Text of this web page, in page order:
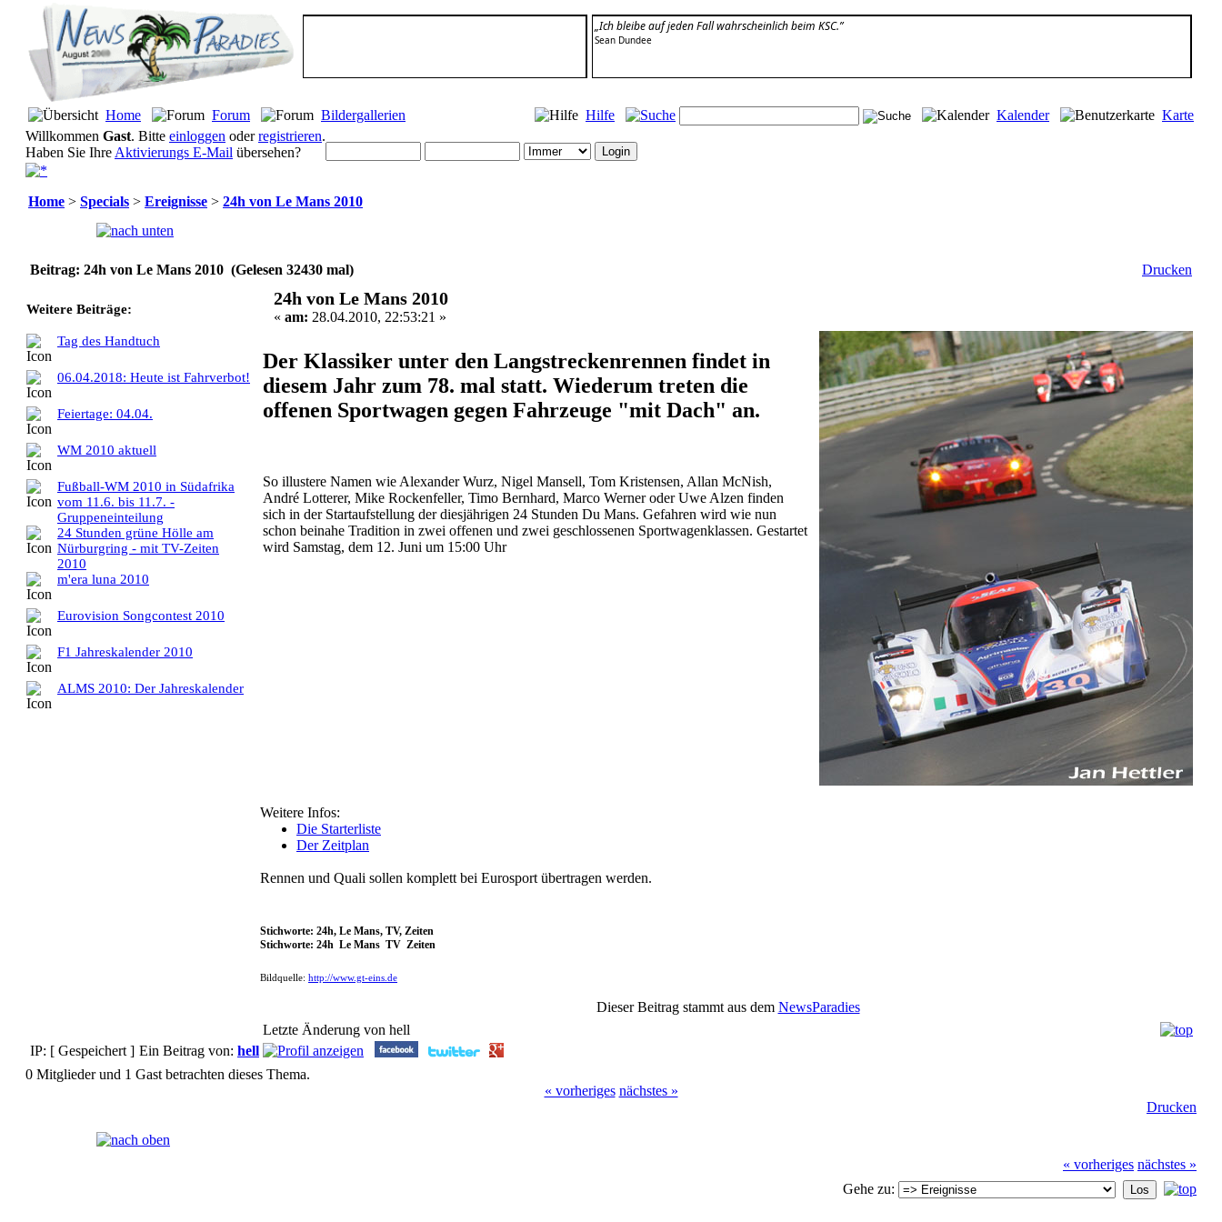
„Ich bleibe auf jeden Fall wahrscheinlich beim KSC.”
Sean Dundee
Home Forum Bildergallerien Hilfe Kalender
Karte
Willkommen Gast. Bitte einloggen oderregistrieren.
Haben Sie Ihre Aktivierungs E-Mail übersehen?
Home > Specials > Ereignisse > 24h von Le Mans 2010
Beitrag: 24h von Le Mans 2010 (Gelesen 32430 mal) Drucken
Weitere Beiträge:
Tag des Handtuch
06.04.2018: Heute ist Fahrverbot!
Feiertage: 04.04.
WM 2010 aktuell
Fußball-WM 2010 in Südafrika
vom 11.6. bis 11.7. -
Gruppeneinteilung
24 Stunden grüne Hölle am
Nürburgring - mit TV-Zeiten
2010
m'era luna 2010
Eurovision Songcontest 2010
F1 Jahreskalender 2010
ALMS 2010: Der Jahreskalender
24h von Le Mans 2010
« am: 28.04.2010, 22:53:21 »
Der Klassiker unter den Langstreckenrennen findet in
diesem Jahr zum 78. mal statt. Wiederum treten die
offenen Sportwagen gegen Fahrzeuge "mit Dach" an.
So illustere Namen wie Alexander Wurz, Nigel Mansell, Tom Kristensen, Allan McNish,
André Lotterer, Mike Rockenfeller, Timo Bernhard, Marco Werner oder Uwe Alzen finden
sich in der Startaufstellung der diesjährigen 24 Stunden Du Mans. Gefahren wird wie nun
schon beinahe Tradition in zwei offenen und zwei geschlossenen Sportwagenklassen. Gestartet
wird Samstag, dem 12. Juni um 15:00 Uhr
Weitere Infos:
Die Starterliste
Der Zeitplan
Rennen und Quali sollen komplett bei Eurosport übertragen werden.
Stichworte: 24h, Le Mans, TV, Zeiten
Stichworte: 24h Le Mans TV Zeiten
Bildquelle: http://www.gt-eins.de
Dieser Beitrag stammt aus dem NewsParadies
Letzte Änderung von hell
IP: [ Gespeichert ] Ein Beitrag von: hell
0 Mitglieder und 1 Gast betrachten dieses Thema.
« vorheriges nächstes »
Drucken
« vorheriges nächstes »
Gehe zu: